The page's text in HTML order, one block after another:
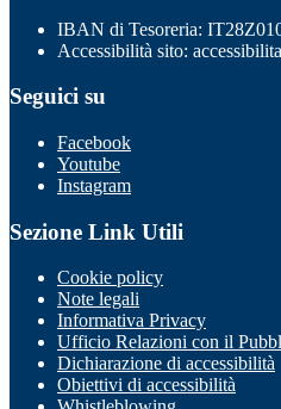
IBAN di Tesoreria:
Accessibilità sito:
Seguici su
Facebook
Youtube
Instagram
Sezione Link Utili
Cookie policy
Note legali
Informativa Privacy
Ufficio Relazioni con il
Dichiarazione di accessibilità
Obiettivi di accessibilità